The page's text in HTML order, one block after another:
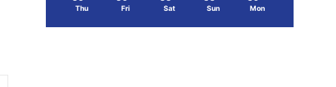
Thu Fri Sat Sun Mon